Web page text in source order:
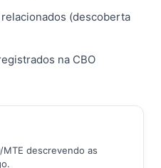
(descoberta
na CBO
MTE descrevendo as